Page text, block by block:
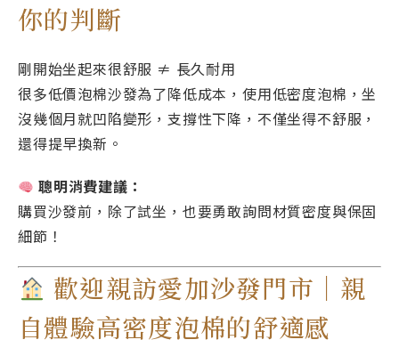
你的判斷
剛開始坐起來很舒服 ≠ 長久耐用
很多低價泡棉沙發為了降低成本，使用低密度泡棉，坐
沒幾個月就凹陷變形，支撐性下降，不僅坐得不舒服，
還得提早換新。
聰明消費建議：
購買沙發前，除了試坐，也要勇敢詢問材質密度與保固
細節！
歡迎親訪愛加沙發門市｜親
自體驗高密度泡棉的舒適感